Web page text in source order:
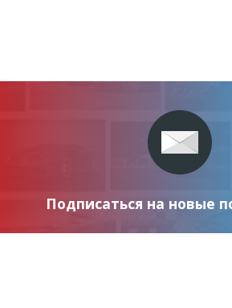
Подписаться на новые